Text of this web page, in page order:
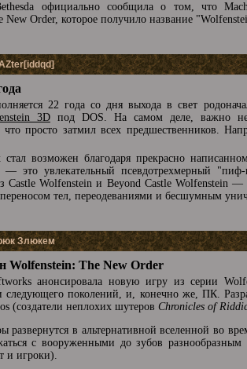
официально сообщила о том, что
New Order, которое получило название
22 года со дня выхода в свет
3Dпод DOS. На самом деле, важно не
что просто затмил всех предшественников.
стал возможен благодаря прекрасно
— это увлекательный псевдотрехмерный
Castle Wolfenstein и Beyond Castle Wolfenstein
тел, переодеваниями и бесшумным
Злюкем
Wolfenstein: The New Order
анонсировала новую игру из серии
поколений, и, конечно же, ПК.
(создатели неплохих шутеров Chronicles of
развернутся в альтернативной вселенной во
с вооруженными до зубов
и игроки).